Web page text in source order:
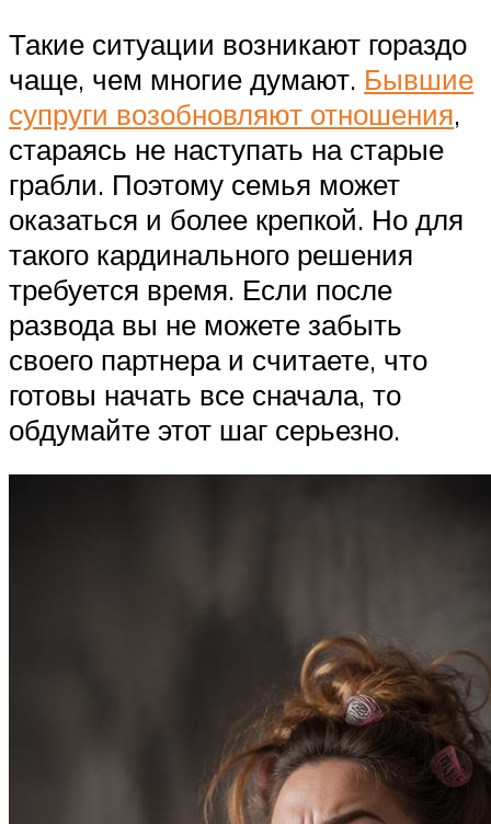
Такие ситуации возникают гораздо
чаще, чем многие думают. Бывшие
супруги возобновляют отношения,
стараясь не наступать на старые
грабли. Поэтому семья может
оказаться и более крепкой. Но для
такого кардинального решения
требуется время. Если после
развода вы не можете забыть
своего партнера и считаете, что
готовы начать все сначала, то
обдумайте этот шаг серьезно.